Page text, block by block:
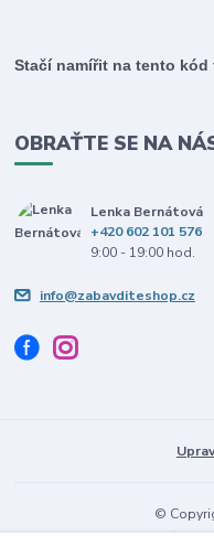
Stačí namířit na tento
OBRAŤTE SE NA
Lenka Bernátová
+420 602 101 576
9:00 - 19:00 hod.
info@zabavditeshop.cz
©